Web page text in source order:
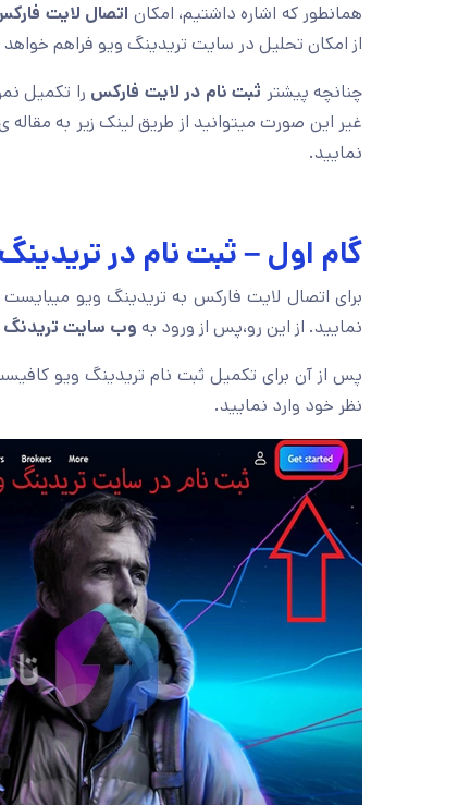
همانطور که اشاره داشتیم، امکان اتصال لایت
از امکان تحلیل در سایت تریدینگ ویو فراهم
چنانچه پیشتر ثبت نام در لایت فارکس را تکمیل
غیر این صورت میتوانید از طریق لینک زیر به مقاله
نمایید.
گام اول – ثبت نام در
برای اتصال لایت فارکس به تریدینگ ویو
نمایید. از این رو،پس از ورود به وب سایت تریدنگ
پس از آن برای تکمیل ثبت نام تریدینگ ویو
نظر خود وارد نمایید.